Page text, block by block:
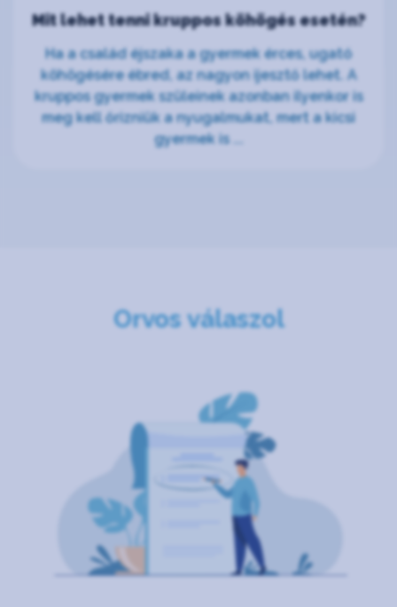
Mit lehet tenni kruppos köhögés esetén?
Ha a család éjszaka a gyermek érces, ugató
köhögésére ébred, az nagyon ijesztő lehet. A
kruppos gyermek szüleinek azonban ilyenkor is
meg kell őrizniük a nyugalmukat, mert a kicsi
gyermek is ...
Orvos válaszol